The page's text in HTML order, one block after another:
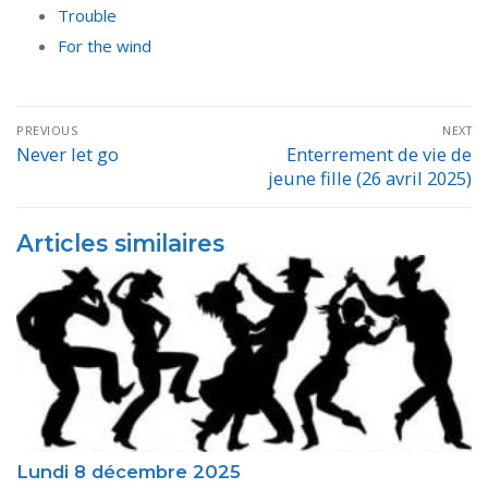
Trouble
For the wind
Navigation
de
PREVIOUS
Previous
Never let go
NEXT
Next
post:
Enterrement de vie de
jeune fille (26 avril 2025)
Articles similaires
Lundi 8 décembre 2025